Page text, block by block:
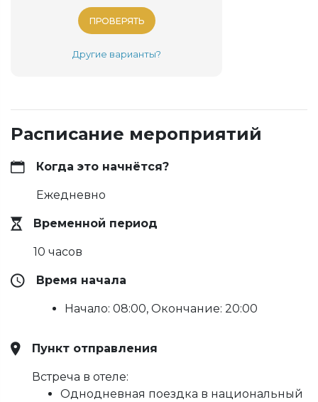
ПРОВЕРЯТЬ
Другие варианты?
Расписание мероприятий
Когда это начнётся?
Ежедневно
Временной период
10 часов
Время начала
Начало: 08:00, Окончание: 20:00
Пункт отправления
Встреча в отеле:
Однодневная поездка в национальный